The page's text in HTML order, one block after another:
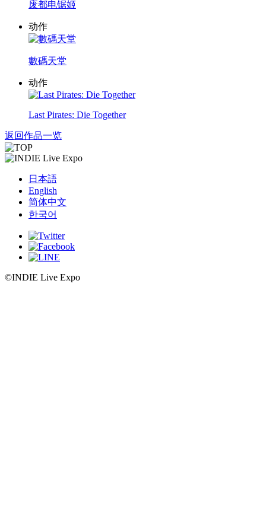
废都电锯姬
动作
數碼天堂
动作
Last Pirates: Die Together
返回作品一览
日本語
English
简体中文
한국어
©INDIE Live Expo